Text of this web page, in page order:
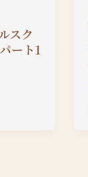
スク
ート1